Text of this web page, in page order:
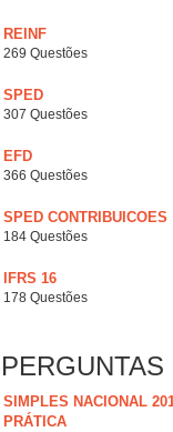
REINF
269 Questões
SPED
307 Questões
EFD
366 Questões
SPED CONTRIBUICOES
184 Questões
IFRS 16
178 Questões
SIMPLES NACIONAL
PRÁTICA